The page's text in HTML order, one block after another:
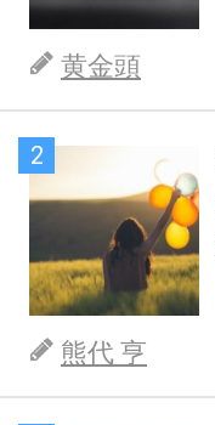
黄金頭
2
熊代 亨